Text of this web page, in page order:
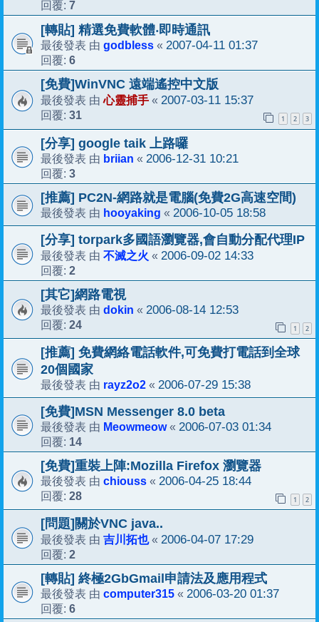
回覆: 7
[轉貼] 精選免費軟體‧即時通訊
最後發表 由 godbless « 2007-04-11 01:37
回覆: 6
[免費]WinVNC 遠端遙控中文版
最後發表 由心靈捕手 « 2007-03-11 15:37
回覆: 31 1 2 3
[分享] google taik 上路囉
最後發表 由 briian « 2006-12-31 10:21
回覆: 3
[推薦] PC2N-網路就是電腦(免費2G高速空間)
最後發表 由 hooyaking « 2006-10-05 18:58
[分享] torpark多國語瀏覽器,會自動分配代理IP
最後發表 由 不滅之火 « 2006-09-02 14:33
回覆: 2
[其它]網路電視
最後發表 由 dokin « 2006-08-14 12:53
回覆: 24 1 2
[推薦] 免費網絡電話軟件,可免費打電話到全球
20個國家
最後發表 由 rayz2o2 « 2006-07-29 15:38
[免費]MSN Messenger 8.0 beta
最後發表 由 Meowmeow« 2006-07-03 01:34
回覆: 14
[免費]重裝上陣:Mozilla Firefox 瀏覽器
最後發表 由 chiouss « 2006-04-25 18:44
回覆: 28 1 2
[問題]關於VNC java..
最後發表 由 吉川拓也« 2006-04-07 17:29
回覆: 2
[轉貼] 終極2GbGmail申請法及應用程式
最後發表 由 computer315 « 2006-03-20 01:37
回覆: 6